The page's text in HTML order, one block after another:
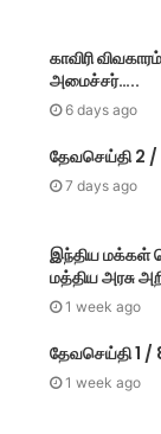
காவிரி
அமைச்சர்…..
6 days ago
தேவசெய்தி 2
7 days ago
இந்திய மக்கள்
மத்திய அரசு
1 week ago
தேவசெய்தி 1 /
1 week ago